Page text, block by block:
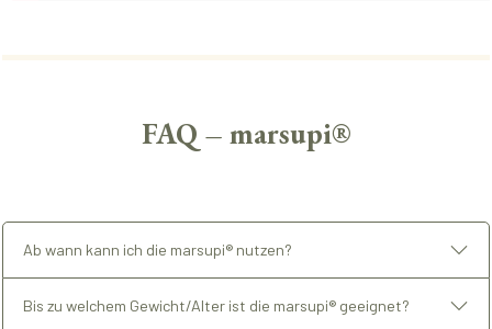
FAQ – marsupi®
Ab wann kann ich die marsupi® nutzen?
Bis zu welchem Gewicht/Alter ist die marsupi® geeignet?